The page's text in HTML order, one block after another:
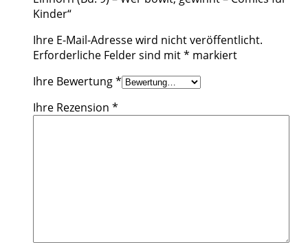
Kinder“
Ihre E-Mail-Adresse wird nicht veröffentlicht.
Erforderliche Felder sind mit* markiert
Ihre Bewertung*
Ihre Rezension *